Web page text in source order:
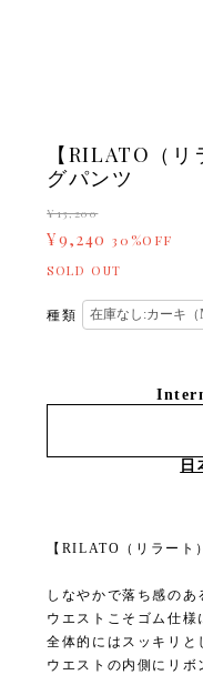
【RILATO（
グパンツ
¥13,200
¥9,240 30%OFF
SOLD OUT
種類
日
【RILATO（リラー
しなやかで落ち感のあ
ウエストこそゴム仕様
全体的にはスッキリと
ウエストの内側にリボ